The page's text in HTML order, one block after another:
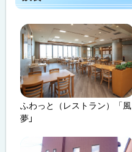
ふわっと（レストラン）「風
夢」